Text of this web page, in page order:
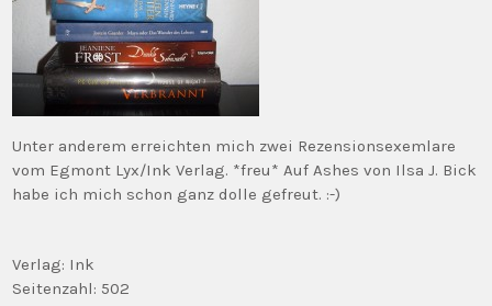
Unter anderem erreichten mich zwei Rezensionsexemlare
vom Egmont Lyx/Ink Verlag. *freu* Auf Ashes von Ilsa J. Bick
habe ich mich schon ganz dolle gefreut. :-)
Verlag: Ink
Seitenzahl: 502